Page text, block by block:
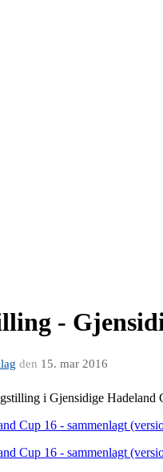
-
den 15. mar 2016
i Gjensidige Hadeland
Cup 16 - sammenlagt
Cup 16 - sammenlagt